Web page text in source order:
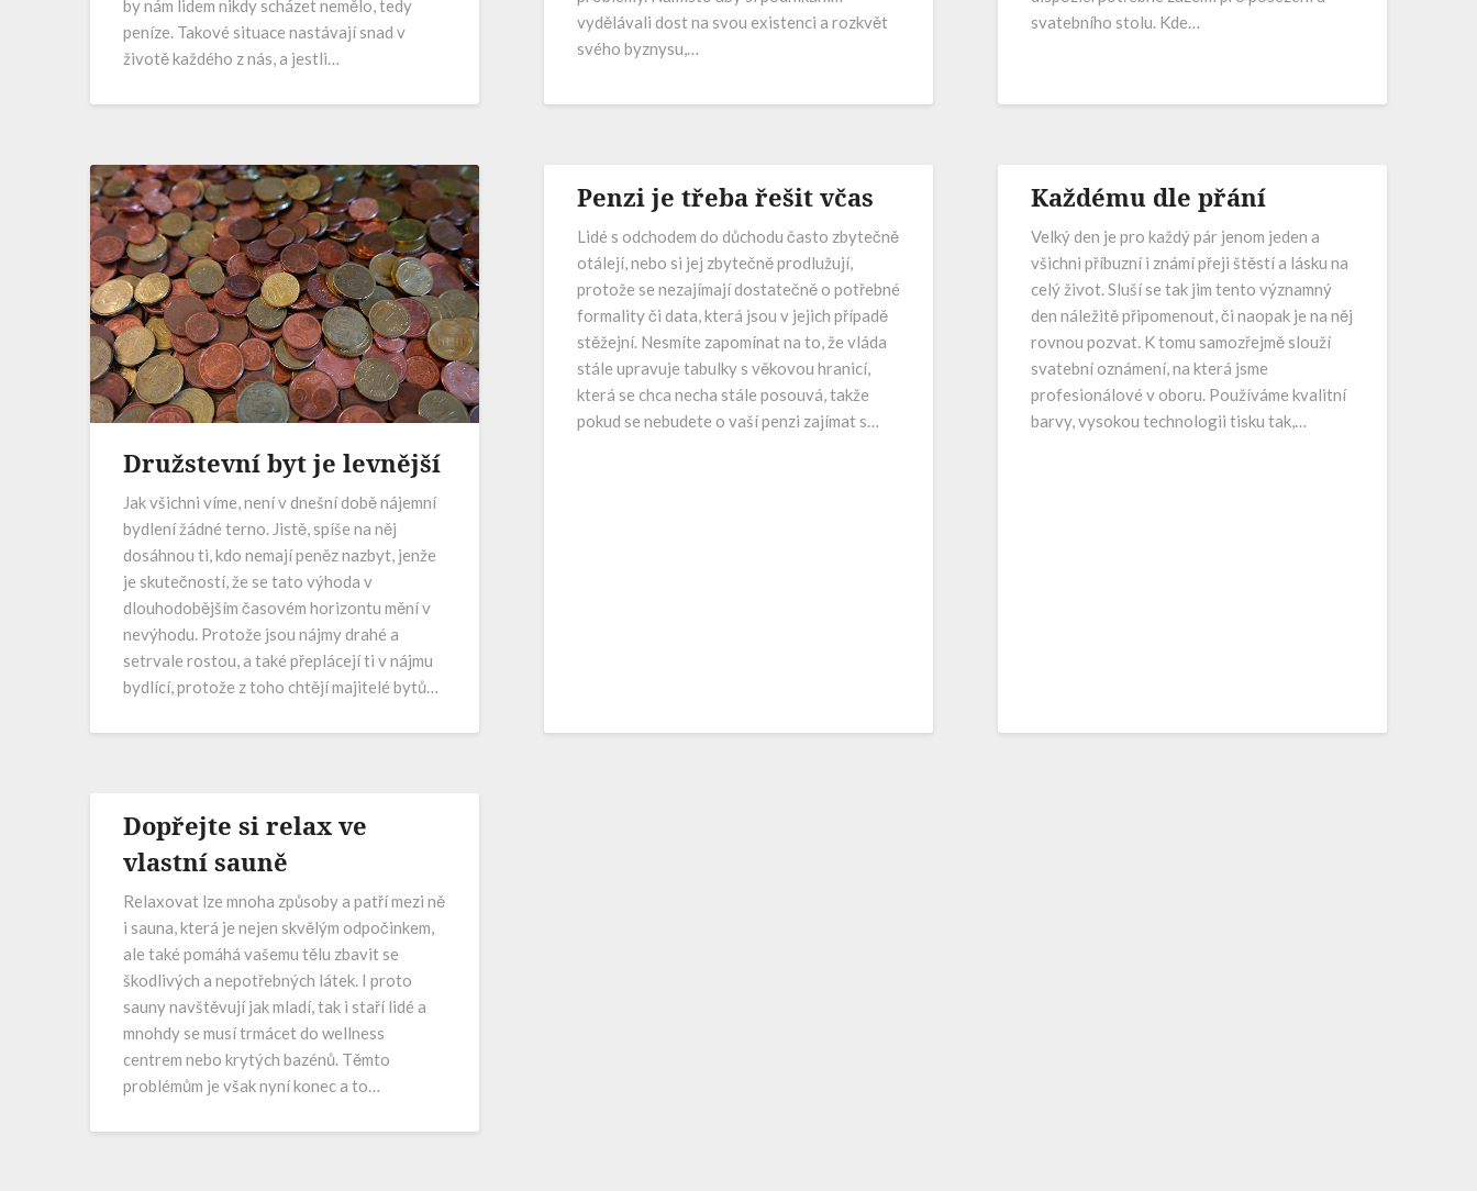
by nám lidem nikdy scházet nemělo, tedy
peníze. Takové situace nastávají snad v
životě každého z nás, a jestli…
vydělávali dost na svou existenci a rozkvět
svého byznysu,…
svatebního stolu. Kde…
Družstevní byt je levnější
Jak všichni víme, není v dnešní době nájemní
bydlení žádné terno. Jistě, spíše na něj
dosáhnou ti, kdo nemají peněz nazbyt, jenže
je skutečností, že se tato výhoda v
dlouhodobějším časovém horizontu mění v
nevýhodu. Protože jsou nájmy drahé a
setrvale rostou, a také přeplácejí ti v nájmu
bydlící, protože z toho chtějí majitelé bytů…
Penzi je třeba řešit včas
Lidé s odchodem do důchodu často zbytečně
otálejí, nebo si jej zbytečně prodlužují,
protože se nezajímají dostatečně o potřebné
formality či data, která jsou v jejich případě
stěžejní. Nesmíte zapomínat na to, že vláda
stále upravuje tabulky s věkovou hranicí,
která se chca necha stále posouvá, takže
pokud se nebudete o vaší penzi zajímat s…
Každému dle přání
Velký den je pro každý pár jenom jeden a
všichni příbuzní i známí přeji štěstí a lásku na
celý život. Sluší se tak jim tento významný
den náležitě připomenout, či naopak je na něj
rovnou pozvat. K tomu samozřejmě slouží
svatební oznámení, na která jsme
profesionálové v oboru. Používáme kvalitní
barvy, vysokou technologii tisku tak,…
Dopřejte si relax ve
vlastní sauně
Relaxovat lze mnoha způsoby a patří mezi ně
i sauna, která je nejen skvělým odpočinkem,
ale také pomáhá vašemu tělu zbavit se
škodlivých a nepotřebných látek. I proto
sauny navštěvují jak mladí, tak i staří lidé a
mnohdy se musí trmácet do wellness
centrem nebo krytých bazénů. Těmto
problémům je však nyní konec a to…